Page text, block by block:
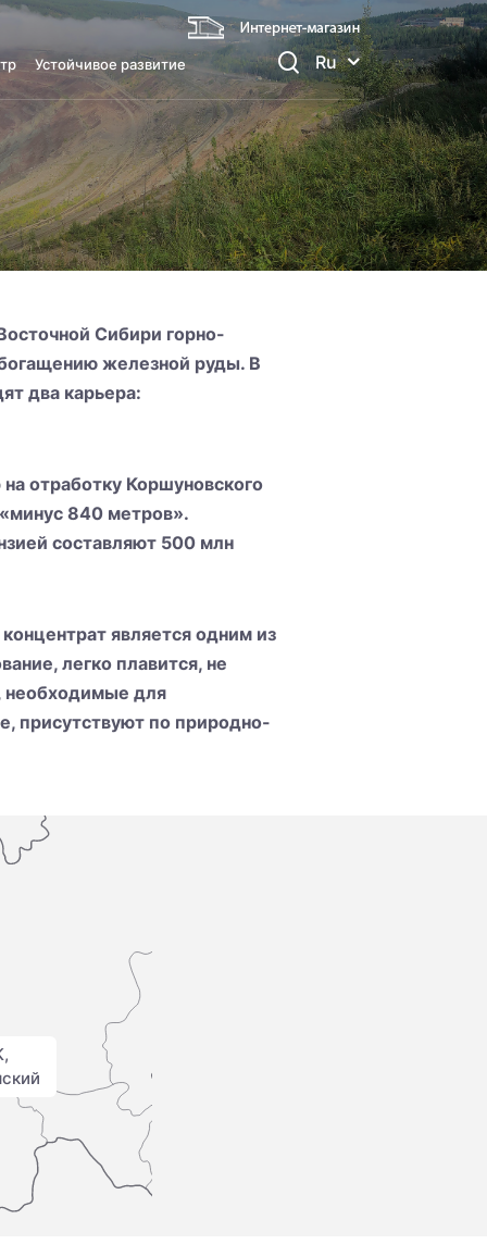
Устойчивое развитие Ru
Сибири горно-
железной руды. В
два карьера:
отработку Коршуновского
840 метров».
составляют 500 млн
является одним из
легко плавится, не
необходимые для
присутствуют по природно-